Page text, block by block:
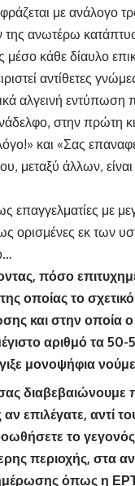
με
της ανωτέρω
κάθε δίαυλο
αντίθετες
αλγεινή
στην
και «Σας
μεταξύ άλλων,
με
ορισμένες εκ των
πόσο
οποίας το
και στην οποία
αριθμό τα
μονοψήφια
διαβεβαιώνουμε
επιλέγατε, αντί
το
περιοχής, στα
όπως η